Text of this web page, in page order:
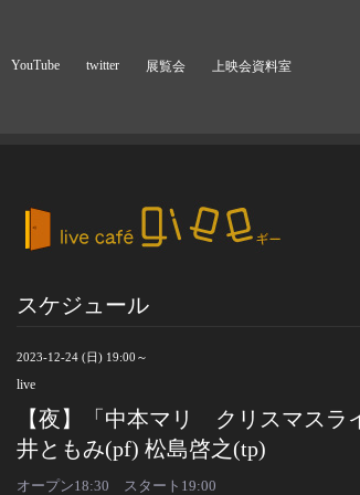
YouTube twitter 展覧会 上映会資料室
スケジュール
2023-12-24 (日) 19:00～
live
【夜】「中本マリ クリスマスラ
井ともみ(pf) 松島啓之(tp)
オープン18:30 スタート19:00